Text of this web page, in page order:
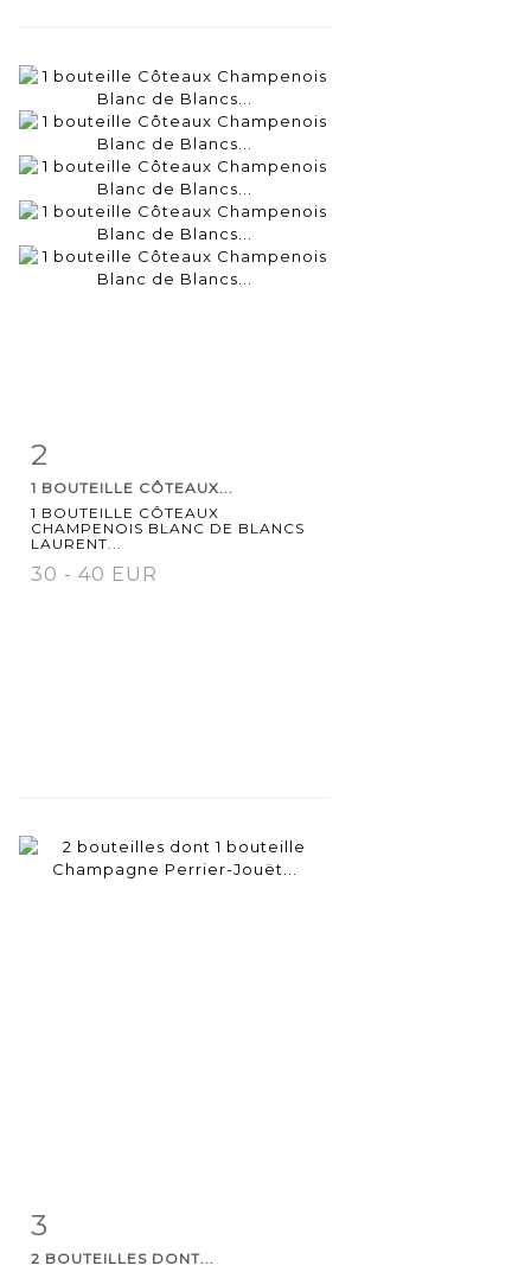
2
1 BOUTEILLE CÔTEAUX...
1 BOUTEILLE CÔTEAUX
CHAMPENOIS BLANC DE BLANCS
LAURENT...
30 - 40 EUR
3
2 BOUTEILLES DONT...